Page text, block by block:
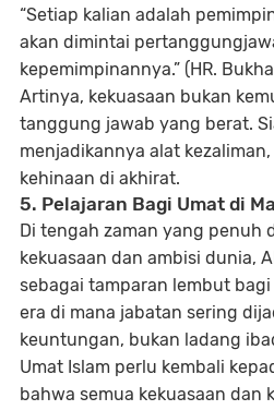
“Setiap kalian adalah
akan dimintai
kepemimpinannya.” (HR.
Artinya, kekuasaan bukan
tanggung jawab yang berat.
menjadikannya alat
kehinaan di akhirat.
5. Pelajaran Bagi Umat di
Di tengah zaman yang penuh
kekuasaan dan ambisi dunia,
sebagai tamparan lembut
era di mana jabatan sering
keuntungan, bukan ladang
Umat Islam perlu kembali
bahwa semua kekuasaan dan